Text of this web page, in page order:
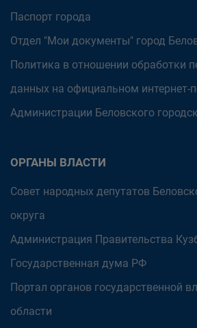
Паспорт города
Отдел "Мои документы" город
Политика в отношении обработки
данных на официальном интернет-
Администрации Беловского
ОРГАНЫ ВЛАСТИ
Совет народных депутатов
округа
Администрация Правительства
Государственная дума РФ
Портал органов государственной
области